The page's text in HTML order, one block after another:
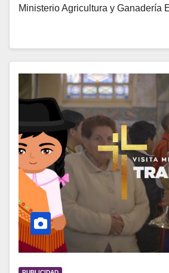
Ministerio Agricultura y Ganadería